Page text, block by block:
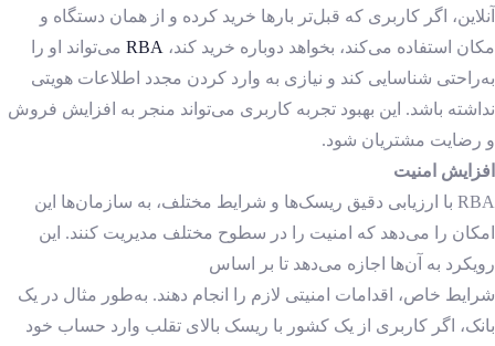
آنلاین، اگر کاربری که قبل‌تر بارها خرید کرده و از همان دستگاه و
مکان استفاده می‌کند، بخواهد دوباره خرید کند، RBA می‌تواند او را
به‌راحتی شناسایی کند و نیازی به وارد کردن مجدد اطلاعات هویتی
نداشته باشد. این بهبود تجربه کاربری می‌تواند منجر به افزایش فروش
و رضایت مشتریان شود.
افزایش امنیت
RBA با ارزیابی دقیق ریسک‌ها و شرایط مختلف، به سازمان‌ها این
امکان را می‌دهد که امنیت را در سطوح مختلف مدیریت کنند. این
رویکرد به آن‌ها اجازه می‌دهد تا بر اساس
شرایط خاص، اقدامات امنیتی لازم را انجام دهند. به‌طور مثال در یک
بانک، اگر کاربری از یک کشور با ریسک بالای تقلب وارد حساب خود